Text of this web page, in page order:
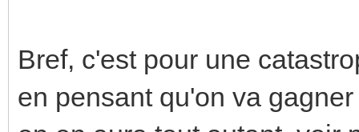
Bref, c'est pour une
en pensant qu'on va